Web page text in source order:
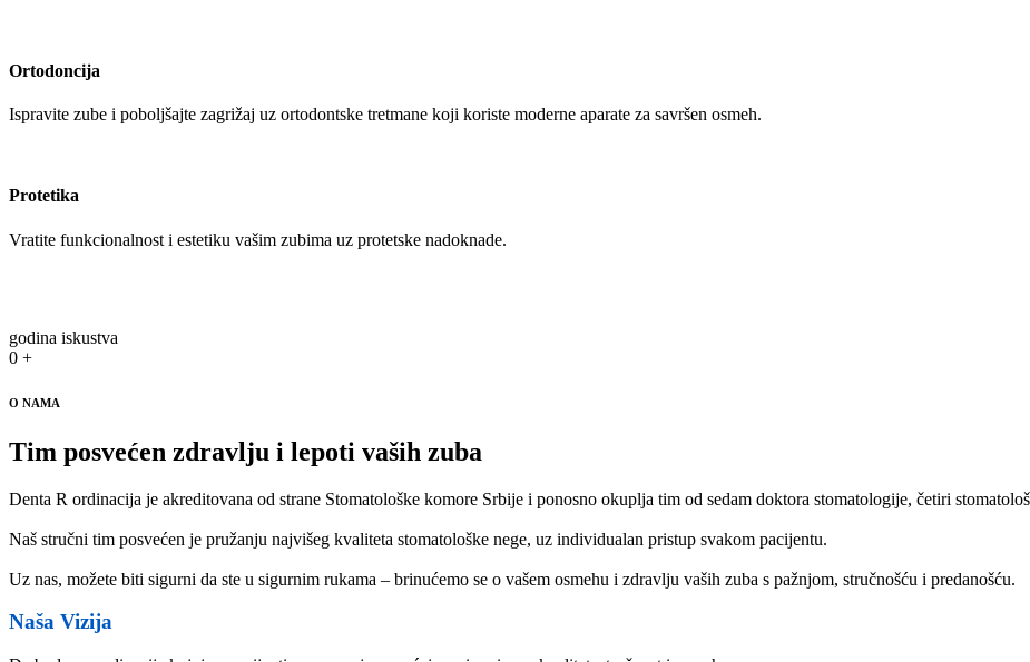
Ortodoncija
Ispravite zube i poboljšajte zagrižaj uz ortodontske tretmane koji koriste moderne aparate za savršen osmeh.
Protetika
Vratite funkcionalnost i estetiku vašim zubima uz protetske nadoknade.
godina iskustva
0 +
O NAMA
Tim posvećen zdravlju i lepoti vaših zuba
Denta R ordinacija je akreditovana od strane Stomatološke komore Srbije i ponosno okuplja tim od sedam doktora stomatologije, četiri
Naš stručni tim posvećen je pružanju najvišeg kvaliteta stomatološke nege, uz individualan pristup svakom pacijentu.
Uz nas, možete biti sigurni da ste u sigurnim rukama – brinućemo se o vašem osmehu i zdravlju vaših zuba s pažnjom, stručnošću i predanošću.
Naša Vizija